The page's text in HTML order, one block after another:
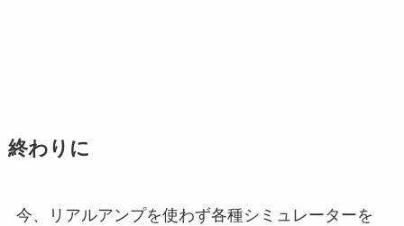
終わりに
今、リアルアンプを使わず各種シミュレーターを